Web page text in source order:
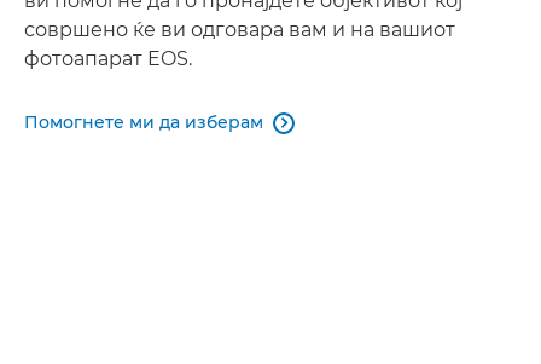
совршено ќе ви одговара вам и на вашиот
фотоапарат EOS.
Помогнете ми да изберам 